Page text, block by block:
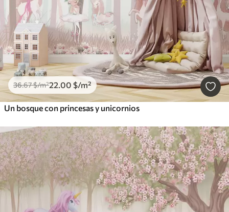
36.67$/m²22.00 $/m²
Un bosque con princesas y unicornios